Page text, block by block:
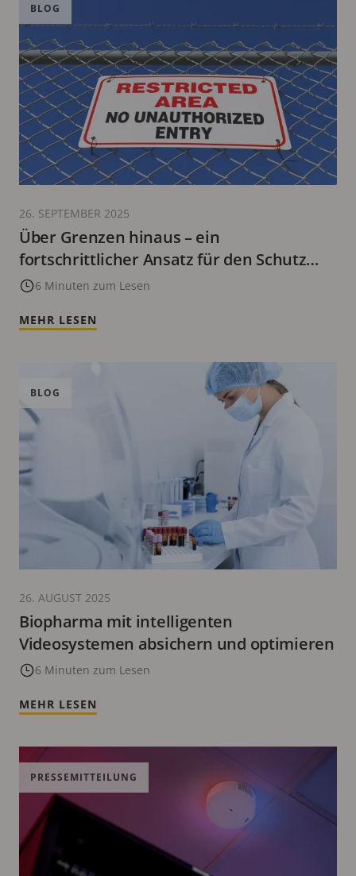
Über Grenzen hinaus – ein
fortschrittlicher Ansatz für den Schutz
von Außengrenzen
6 Minuten zum Lesen
BLOG
26. SEPTEMBER 2025
MEHR LESEN
Biopharma mit intelligenten
Videosystemen absichern und optimieren
6 Minuten zum Lesen
BLOG
26. AUGUST 2025
MEHR LESEN
PRESSEMITTEILUNG